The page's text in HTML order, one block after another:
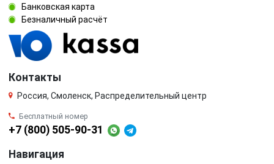
Банковская карта
Безналичный расчёт
Контакты
Россия, Смоленск, Распределительный центр
Бесплатный номер
+7 (800) 505-90-31
Навигация